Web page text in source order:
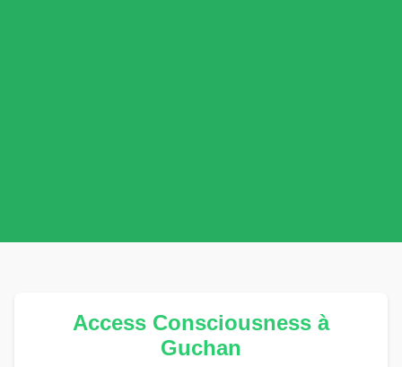
Access Consciousness à
Guchan